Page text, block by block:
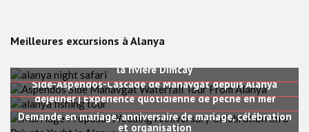
Meilleures excursions à Alanya
la rivière Dimcay
Side-Aspendos-Cascade de Manavgat depuis Alanya
Excursion de pêche à Alanya avec bateau, équipement et
déjeuner | Expérience quotidienne de pêche en mer
Demande en mariage, anniversaire de mariage, célébration
et organisation